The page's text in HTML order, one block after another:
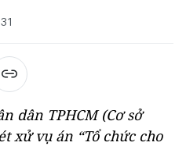
dân TPHCM (Cơ sở
xử vụ án “Tổ chức cho